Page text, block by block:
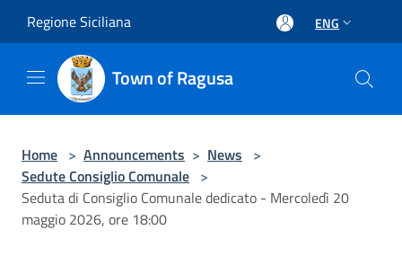
Regione Siciliana ENG
Town of Ragusa
Home > Announcements > News >
Sedute Consiglio Comunale >
Seduta di Consiglio Comunale dedicato - Mercoledì 20
maggio 2026, ore 18:00